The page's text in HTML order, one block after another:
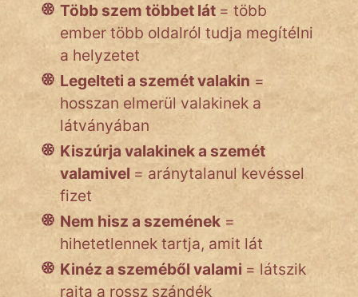
Több szem többet lát = több
ember több oldalról tudja megítélni
a helyzetet
Legelteti a szemét valakin =
hosszan elmerül valakinek a
látványában
Kiszúrja valakinek a szemét
valamivel = aránytalanul kevéssel
fizet
Nem hisz a szemének =
hihetetlennek tartja, amit lát
Kinéz a szeméből valami = látszik
rajta a rossz szándék